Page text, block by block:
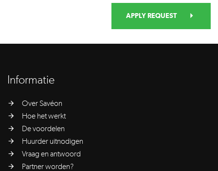
APPLY REQUEST
Informatie
Over Savéon
Hoe het werkt
De voordelen
Huurder uitnodigen
Vraag en antwoord
Partner worden?